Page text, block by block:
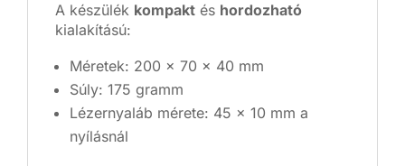
A készülék kompakt és hordozható
kialakítású:
Méretek: 200 x 70 x 40 mm
Súly: 175 gramm
Lézernyaláb mérete: 45 x 10 mm a
nyílásnál